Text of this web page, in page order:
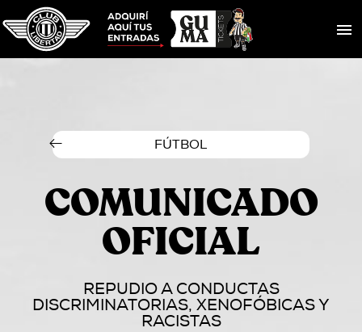
FÚTBOL
COMUNICADO
OFICIAL
REPUDIO A CONDUCTAS
DISCRIMINATORIAS, XENOFÓBICAS Y
RACISTAS